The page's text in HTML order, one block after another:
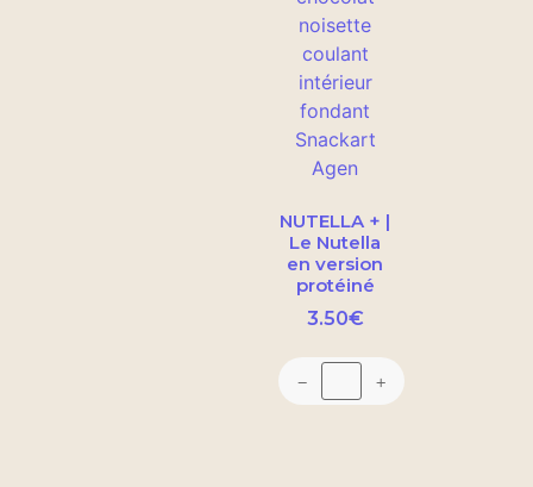
NUTELLA + |
Le Nutella
en version
protéiné
3.50€
− +